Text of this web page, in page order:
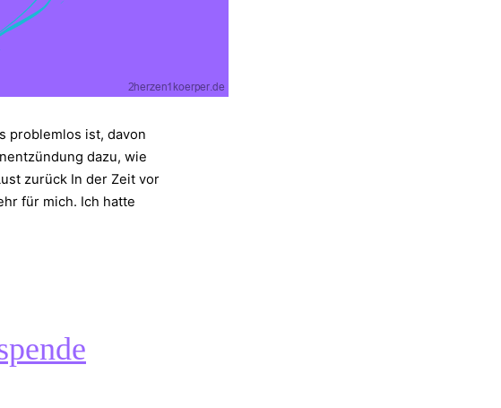
problemlos ist, davon
dazu, wie
zurück In der Zeit vor
für mich. Ich hatte